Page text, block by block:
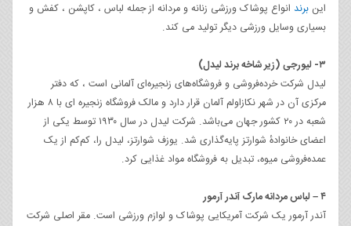
این برند انواع پوشاک ورزشی زنانه و مردانه از جمله لباس ، کاپشن ، کفش و
بسیاری وسایل ورزشی دیگر تولید می کند.
۳- لیورجی (زیر شاخه برند لیدل)
لیدل شرکت خرده‌فروشی و فروشگاه‌های زنجیره‌ای آلمانی است ، که دفتر
مرکزی آن در شهر نکازاولم آلمان قرار دارد و مالک فروشگاه زنجیره ای با ۸ هزار
شعبه در ۲۰ کشور جهان می‌باشد. شرکت لیدل در سال ۱۹۳۰ توسط یکی از
اعضای خانوادهٔ شوارتز پایه‌گذاری شد. یوزف شوارتز، لیدل را، کم‌کم از یک
عمده‌فروشی میوه، تبدیل به فروشگاه مواد غذایی کرد.
۴ – لباس مردانه مارک آندر آرمور
آندر آرمور یک شرکت آمریکایی پوشاک و لوازم ورزشی است. مقر اصلی شرکت